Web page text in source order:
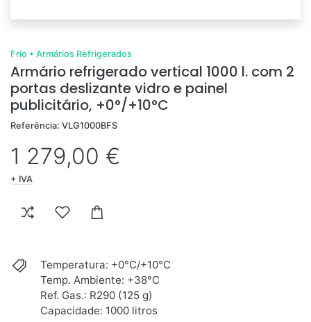
Frio • Armários Refrigerados
Armário refrigerado vertical 1000 l. com 2
portas deslizante vidro e painel
publicitário, +0°/+10°C
Referência: VLG1000BFS
1 279,00 €
+ IVA
Temperatura: +0°C/+10°C
Temp. Ambiente: +38°C
Ref. Gas.: R290 (125 g)
Capacidade: 1000 litros